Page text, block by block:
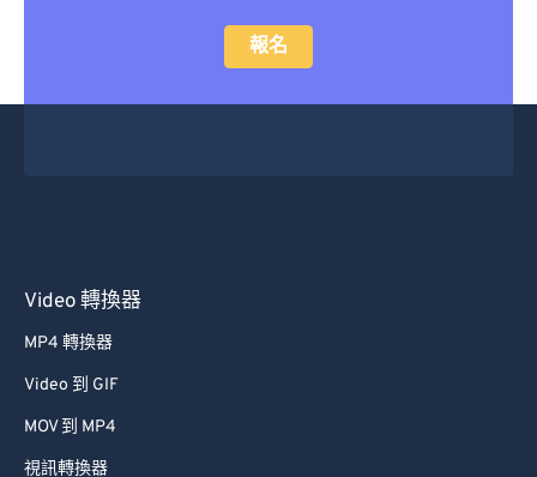
報名
Video 轉換器
MP4 轉換器
Video 到 GIF
MOV 到 MP4
視訊轉換器